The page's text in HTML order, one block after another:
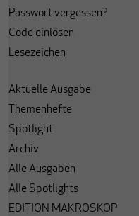
Passwort vergessen?
Code einlösen
Lesezeichen
Aktuelle Ausgabe
Themenhefte
Spotlight
Archiv
Alle Ausgaben
Alle Spotlights
EDITION MAKROSKOP